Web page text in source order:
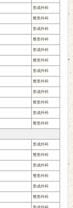
形成外科
整形外科
形成外科
整形外科
形成外科
整形外科
形成外科
整形外科
形成外科
整形外科
形成外科
整形外科
形成外科
整形外科
形成外科
整形外科
形成外科
整形外科